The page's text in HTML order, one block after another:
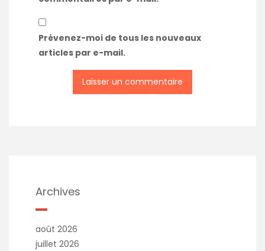
Prévenez-moi de tous les nouveaux
articles par e-mail.
Archives
août 2026
juillet 2026